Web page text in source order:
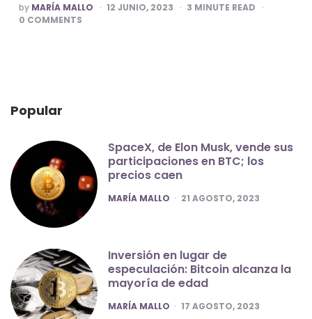
POSTED
BY
by MARÍA MALLO 12 JUNIO, 2023 3 MINUTE READ
0 COMMENTS
Popular
SpaceX, de Elon Musk, vende sus
participaciones en BTC; los
precios caen
POSTED
MARÍA MALLO 21 AGOSTO, 2023
Inversión en lugar de
especulación: Bitcoin alcanza la
mayoría de edad
POSTED
MARÍA MALLO 17 AGOSTO, 2023